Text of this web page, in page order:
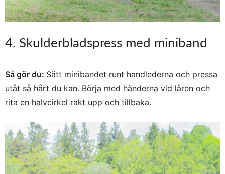
4. Skulderbladspress med miniband
Så gör du: Sätt minibandet runt handlederna och pressa
utåt så hårt du kan. Börja med händerna vid låren och
rita en halvcirkel rakt upp och tillbaka.